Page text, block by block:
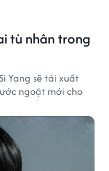
tù nhân trong
Yang sẽ tái xuất
ngoặt mới cho